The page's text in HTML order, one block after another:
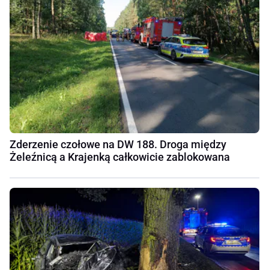
Zderzenie czołowe na DW 188. Droga między
Żeleźnicą a Krajenką całkowicie zablokowana